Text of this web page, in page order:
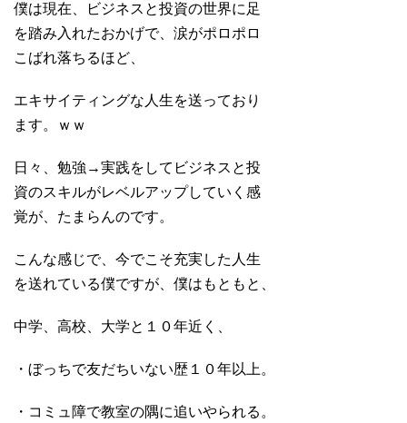
僕は現在、ビジネスと投資の世界に足
を踏み入れたおかげで、涙がポロポロ
こばれ落ちるほど、
エキサイティングな人生を送っており
ます。ｗｗ
日々、勉強→実践をしてビジネスと投
資のスキルがレベルアップしていく感
覚が、たまらんのです。
こんな感じで、今でこそ充実した人生
を送れている僕ですが、僕はもともと、
中学、高校、大学と１０年近く、
・ぼっちで友だちいない歴１０年以上。
・コミュ障で教室の隅に追いやられる。